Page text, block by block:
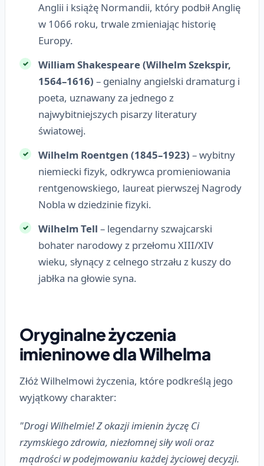
Anglii i książę Normandii, który podbił Anglię
w 1066 roku, trwale zmieniając historię
Europy.
William Shakespeare (Wilhelm Szekspir,
1564–1616) – genialny angielski dramaturg i
poeta, uznawany za jednego z
najwybitniejszych pisarzy literatury
światowej.
Wilhelm Roentgen (1845–1923) – wybitny
niemiecki fizyk, odkrywca promieniowania
rentgenowskiego, laureat pierwszej Nagrody
Nobla w dziedzinie fizyki.
Wilhelm Tell – legendarny szwajcarski
bohater narodowy z przełomu XIII/XIV
wieku, słynący z celnego strzału z kuszy do
jabłka na głowie syna.
Oryginalne życzenia
imieninowe dla Wilhelma
Złóż Wilhelmowi życzenia, które podkreślą jego
wyjątkowy charakter:
"Drogi Wilhelmie! Z okazji imienin życzę Ci
rzymskiego zdrowia, niezłomnej siły woli oraz
mądrości w podejmowaniu każdej życiowej decyzji.